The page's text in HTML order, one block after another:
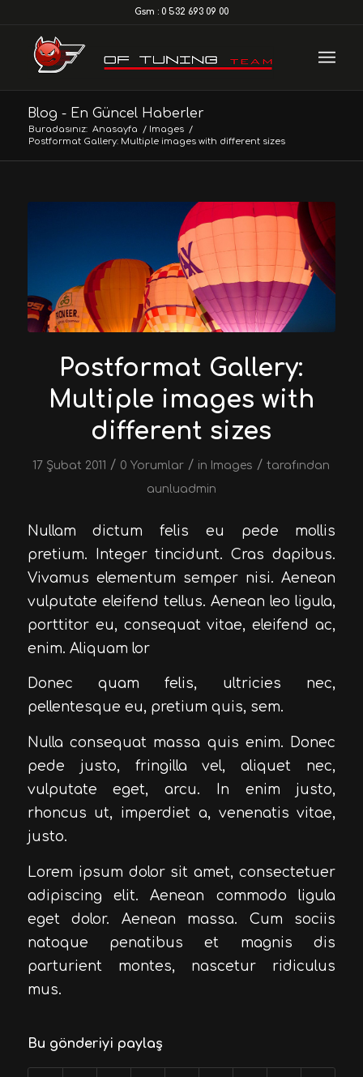
Gsm : 0 532 693 09 00
Blog - En Güncel Haberler
Buradasınız: Anasayfa / Images /
Postformat Gallery: Multiple images with different sizes
Postformat Gallery:
Multiple images with
different sizes
17 Şubat 2011 / 0 Yorumlar / in Images / tarafından
aunluadmin
Nullam dictum felis eu pede mollis
pretium. Integer tincidunt. Cras dapibus.
Vivamus elementum semper nisi. Aenean
vulputate eleifend tellus. Aenean leo ligula,
porttitor eu, consequat vitae, eleifend ac,
enim. Aliquam lor
Donec quam felis, ultricies nec,
pellentesque eu, pretium quis, sem.
Nulla consequat massa quis enim. Donec
pede justo, fringilla vel, aliquet nec,
vulputate eget, arcu. In enim justo,
rhoncus ut, imperdiet a, venenatis vitae,
justo.
Lorem ipsum dolor sit amet, consectetuer
adipiscing elit. Aenean commodo ligula
eget dolor. Aenean massa. Cum sociis
natoque penatibus et magnis dis
parturient montes, nascetur ridiculus
mus.
Bu gönderiyi paylaş